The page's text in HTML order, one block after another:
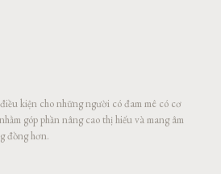
kiện cho những người có đam mê có cơ
góp phần nâng cao thị hiếu và mang âm
đồng hơn.